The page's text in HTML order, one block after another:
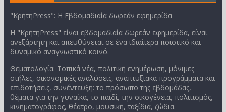
"ΚρήτηPress": Η Εβδομαδιαία δωρεάν εφημερίδα
Η "ΚρήτηPress" είναι εβδομαδιαία δωρεάν εφημερίδα, είναι
ανεξάρτητη και απευθύνεται σε ένα ιδιαίτερα ποιοτικό και
δυναμικό αναγνωστικό κοινό.
Θεματολογία: Τοπικά νέα, πολιτική ενημέρωση, μόνιμες
στήλες, οικονομικές αναλύσεις, αναπτυξιακά προγράμματα και
επιδοτήσεις, συνέντευξη: το πρόσωπο της εβδομάδας,
θέματα για την γυναίκα, το παιδί, την οικογένεια, πολιτισμός,
κινηματογράφος, θέατρο, μουσική, ταξίδια, ζώδια.